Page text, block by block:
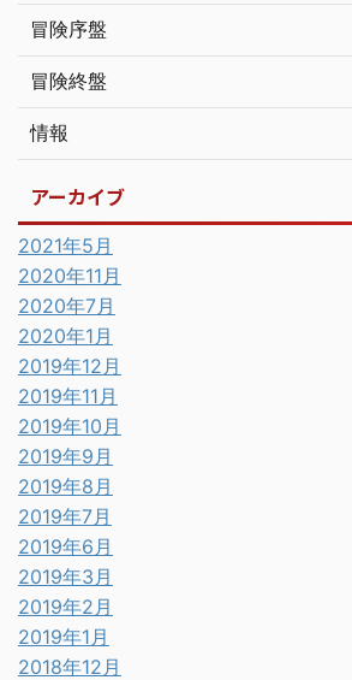
冒険序盤
冒険終盤
情報
アーカイブ
2021年5月
2020年11月
2020年7月
2020年1月
2019年12月
2019年11月
2019年10月
2019年9月
2019年8月
2019年7月
2019年6月
2019年3月
2019年2月
2019年1月
2018年12月